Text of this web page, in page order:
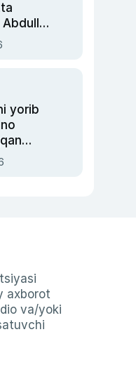
Abdulla
yorib
axborot
va/yoki